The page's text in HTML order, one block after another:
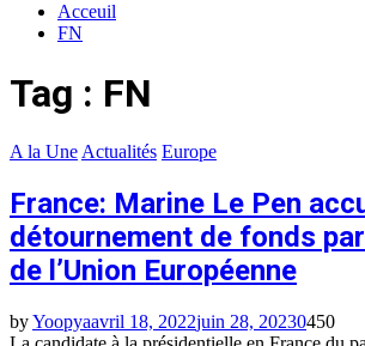
Acceuil
FN
Tag : FN
A la Une Actualités Europe
France: Marine Le Pen
détournement de fonds
de l’Union Européenne
byYoopyaavril 18, 2022juin 28, 20230450